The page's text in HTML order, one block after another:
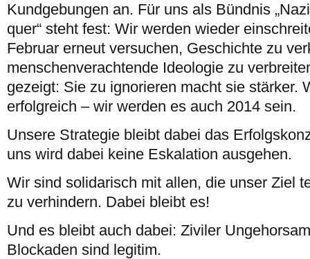
Kundgebungen an. Für uns als Bündnis
quer“ steht fest: Wir werden wieder
Februar erneut versuchen, Geschichte zu
menschenverachtende Ideologie zu
gezeigt: Sie zu ignorieren macht sie stärker.
erfolgreich – wir werden es auch 2014 sein.
Unsere Strategie bleibt dabei das
uns wird dabei keine Eskalation ausgehen.
Wir sind solidarisch mit allen, die unser Ziel
zu verhindern. Dabei bleibt es!
Und es bleibt auch dabei: Ziviler
Blockaden sind legitim.